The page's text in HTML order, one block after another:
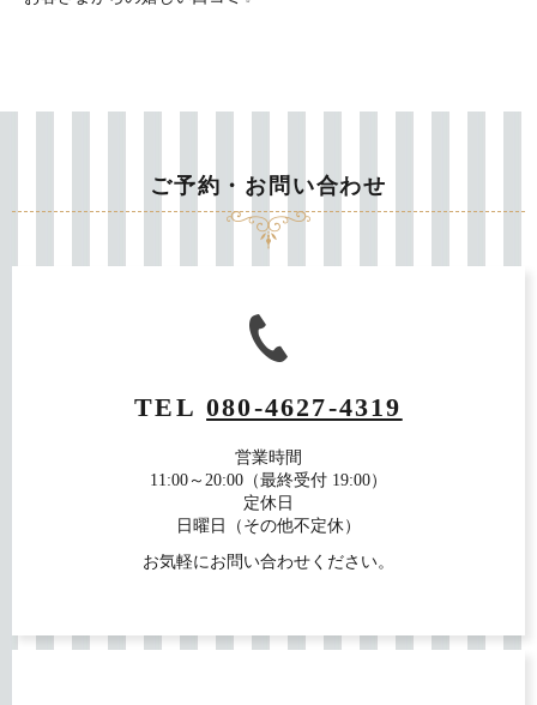
ご予約・お問い合わせ
TEL080-4627-4319
営業時間
11:00～20:00（最終受付 19:00）
定休日
日曜日（その他不定休）
お気軽にお問い合わせください。